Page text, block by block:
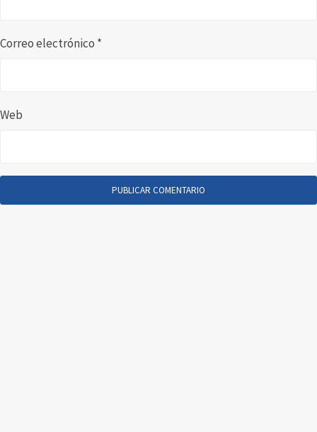
Correo electrónico *
Web